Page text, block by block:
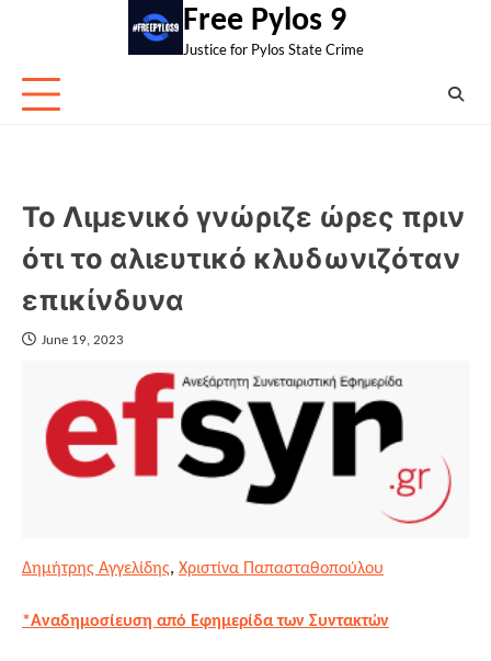
Free Pylos 9
Justice for Pylos State Crime
Το Λιμενικό γνώριζε ώρες πριν
ότι το αλιευτικό κλυδωνιζόταν
επικίνδυνα
June 19, 2023
Δημήτρης Αγγελίδης, Χριστίνα Παπασταθοπούλου
*Αναδημοσίευση από Εφημερίδα των Συντακτών